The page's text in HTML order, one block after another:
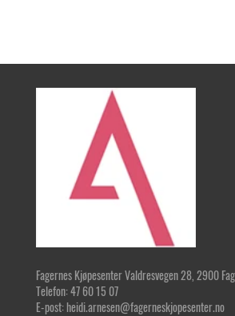
Fagernes Kjøpesenter Valdresvegen 28, 2900
Telefon: 47 60 15 07
E-post: heidi.arnesen@fagerneskjopesenter.no